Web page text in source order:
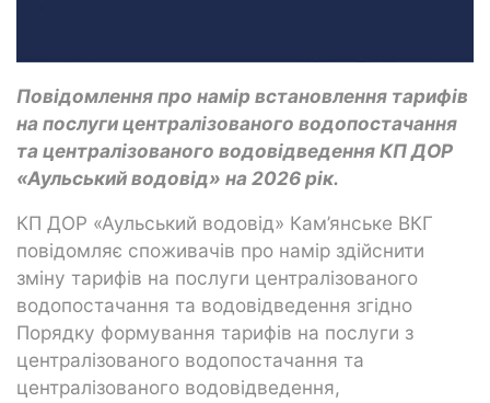
Повідомлення про намір встановлення тарифів
на послуги централізованого водопостачання
та централізованого водовідведення КП ДОР
«Аульський водовід» на 2026 рік.
КП ДОР «Аульський водовід» Кам’янське ВКГ
повідомляє споживачів про намір здійснити
зміну тарифів на послуги централізованого
водопостачання та водовідведення згідно
Порядку формування тарифів на послуги з
централізованого водопостачання та
централізованого водовідведення,